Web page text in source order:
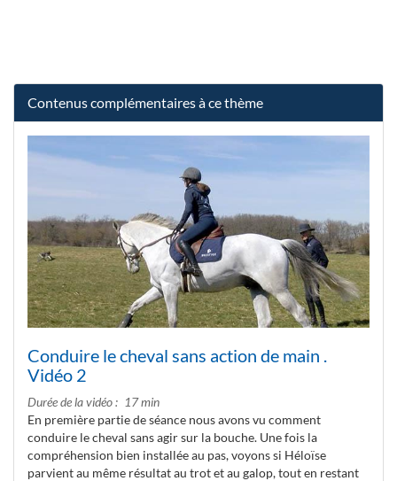
Contenus complémentaires à ce thème
Conduire le cheval sans action de main .
Vidéo 2
Durée de la vidéo
17 min
En première partie de séance nous avons vu comment
conduire le cheval sans agir sur la bouche. Une fois la
compréhension bien installée au pas, voyons si Héloïse
parvient au même résultat au trot et au galop, tout en restant